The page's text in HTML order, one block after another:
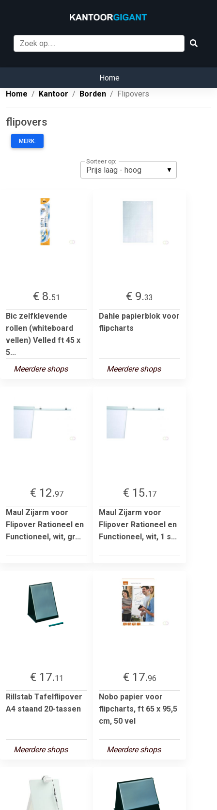
Home
Home
Kantoor Borden Flipovers
flipovers
MERK:
Sorteer op:
€ 8.51
Bic zelfklevende
rollen (whiteboard
vellen) Velled ft 45 x
5...
Meerdere shops
€ 9.33
Dahle papierblok voor
flipcharts
Meerdere shops
€ 12.97
Maul Zijarm voor
Flipover Rationeel en
Functioneel, wit, gr...
€ 15.17
Maul Zijarm voor
Flipover Rationeel en
Functioneel, wit, 1 s...
€ 17.11
Rillstab Tafelflipover
A4 staand 20-tassen
Meerdere shops
€ 17.96
Nobo papier voor
flipcharts, ft 65 x 95,5
cm, 50 vel
Meerdere shops